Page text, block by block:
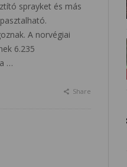
sprayket és más
A norvégiai
6.235
…
Share